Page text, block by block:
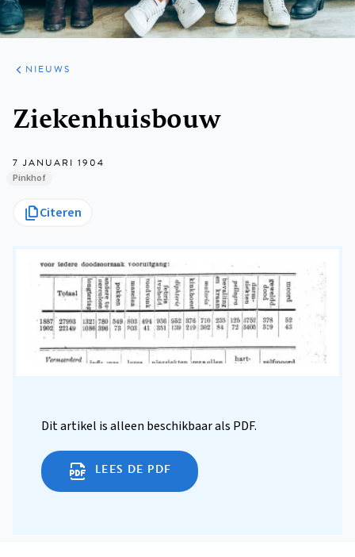
ARTIKELEN
HET
KORT
NIEUWS
Ziekenhuisbouw
7 JANUARI 1904
Pinkhof
Citeren
Dit artikel is alleen beschikbaar als PDF.
LEES DE PDF